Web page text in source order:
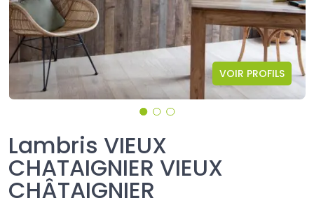
VOIR PROFILS
Lambris VIEUX
CHATAIGNIER VIEUX
CHÂTAIGNIER